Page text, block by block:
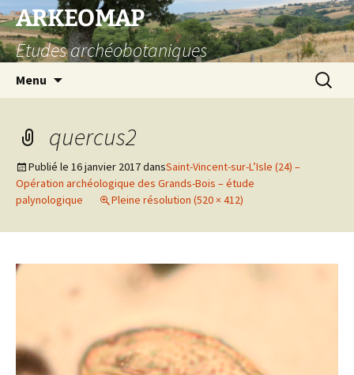
Aller
au
contenu
ARKEOMAP
Etudes archéobotaniques
Menu
quercus2
Publié le 16 janvier 2017dansSaint-Vincent-sur-L’Isle (24) –
Opération archéologique des Grands-Bois – étude
palynologique
Pleine résolution (520 × 412)